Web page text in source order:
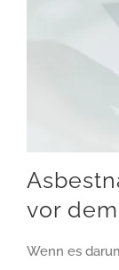
vor
Wenn es